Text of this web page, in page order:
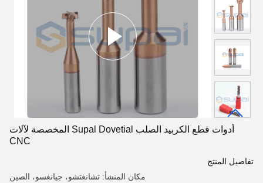
أدوات قطع الكربيد الصلب Supal Dovetial المخصصة لآلات
CNC
تفاصيل المنتج
مكان المنشأ: تشانغتشو، جيانغسو، الصين